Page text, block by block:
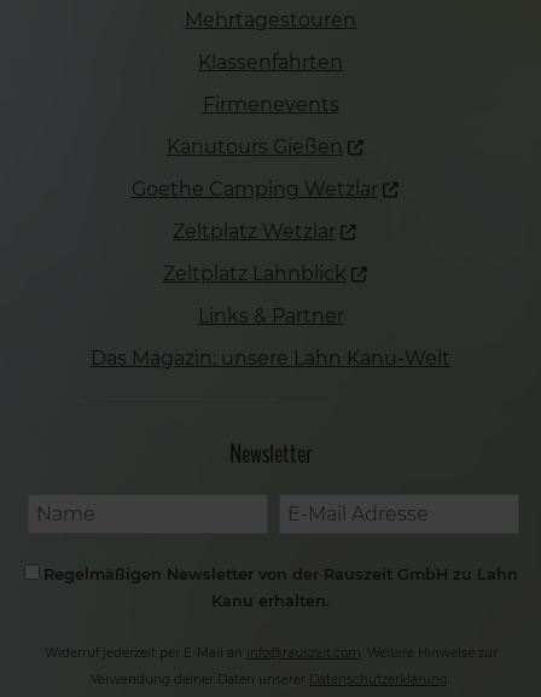
Mehrtagestouren
Klassenfahrten
Firmenevents
Kanutours Gießen
Goethe Camping Wetzlar
Zeltplatz Wetzlar
Zeltplatz Lahnblick
Links & Partner
Das Magazin: unsere Lahn Kanu-Welt
Newsletter
Regelmäßigen Newsletter von der Rauszeit GmbH zu Lahn
Kanu erhalten.
Widerruf jederzeit per E-Mail an info@rauszeit.com
. Weitere Hinweise zur
Verwendung deiner Daten unserer Datenschutzerklärung